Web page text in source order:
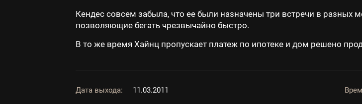
Кендес совсем забыла, что ее были назначены три встречи в разных
позволяющие бегать чрезвычайно быстро.
В то же время Хайнц пропускает платеж по ипотеке и дом решено
Дата выхода: 11.03.2011